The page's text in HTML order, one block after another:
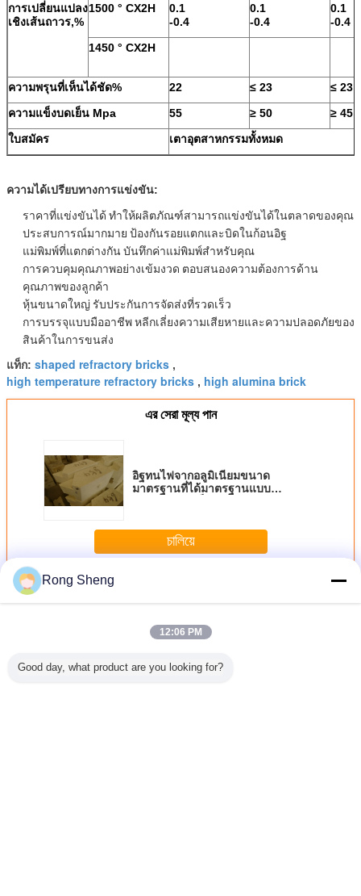
การเปลี่ยนแปลง
เชิงเส้นถาวร,%
1500 ° CX2H
0.1
-0.4
0.1
-0.4
0.1
-0.4
1450 ° CX2H
ความพรุนที่เห็นได้ชัด% 22 ≤ 23 ≤ 23
ความแข็งบดเย็น Mpa
55 ≥ 50 ≥ 45
ใบสมัคร
เตาอุตสาหกรรมทั้งหมด
ความได้เปรียบทางการแข่งขัน:
ราคาที่แข่งขันได้ ทำให้ผลิตภัณฑ์สามารถแข่งขันได้ในตลาดของคุณ
ประสบการณ์มากมาย ป้องกันรอยแตกและบิดในก้อนอิฐ
แม่พิมพ์ที่แตกต่างกันบันทึกค่าแม่พิมพ์สำหรับคุณ
การควบคุมคุณภาพอย่างเข้มงวด ตอบสนองความต้องการด้าน
คุณภาพของลูกค้า
หุ้นขนาดใหญ่ รับประกันการจัดส่งที่รวดเร็ว
การบรรจุแบบมืออาชีพหลีกเลี่ยงความเสียหายและความปลอดภัยของ
สินค้าในการขนส่ง
แท็ก: shaped refractory bricks ,
high temperature refractory bricks , high alumina brick
এর সেরা মূল্য পান
อิฐทนไฟจากอลูมิเนียมขนาด
มาตรฐานที่ได้มาตรฐานแบบ
চালিয়ে
มากกว่าอลูมินาทนไฟสูง
Rong Sheng
12:06 PM
Good day, what product are you looking for?